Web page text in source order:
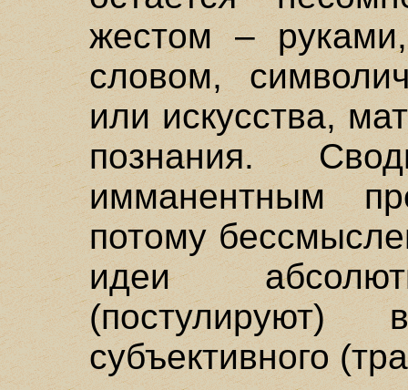
жестом –
словом,
или искусства,
познания.
имманентным
потому
идеи
субъективного